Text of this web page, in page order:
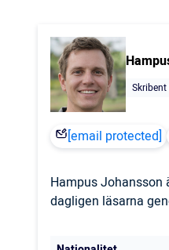
[email protected]
Hampus Johansson
dagligen läsarna